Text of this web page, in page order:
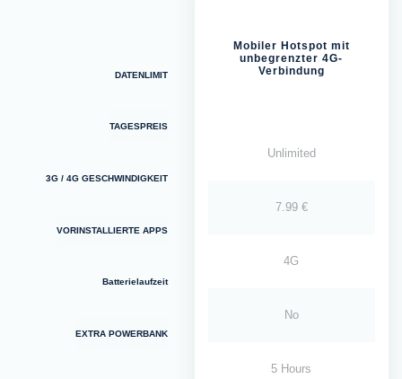
DATENLIMIT
TAGESPREIS
3G / 4G GESCHWINDIGKEIT
VORINSTALLIERTE APPS
Batterielaufzeit
EXTRA POWERBANK
Mobiler Hotspot mit
unbegrenzter 4G-
Verbindung
Unlimited
7.99 €
4G
No
5 Hours